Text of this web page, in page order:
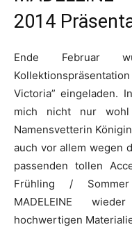
2014
Ende Februar
Victoria” eingeladen.
mich nicht nur
Namensvetterin
auch vor allem wegen
passenden tollen
Frühling /
MADELEINE
hochwertigen